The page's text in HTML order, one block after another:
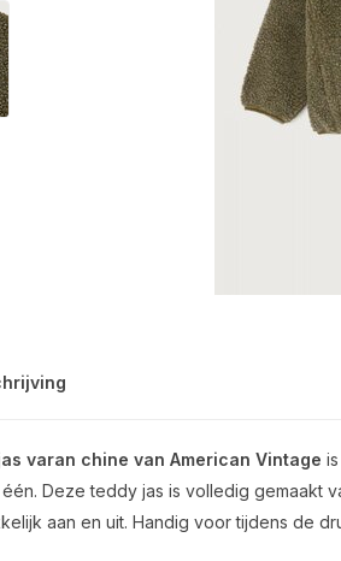
varan chine van American Vintage
Deze teddy jas is volledig gemaakt
aan en uit. Handig voor tijdens de